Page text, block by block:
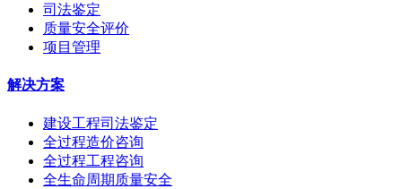
司法鉴定
质量安全评价
项目管理
解决方案
建设工程司法鉴定
全过程造价咨询
全过程工程咨询
全生命周期质量安全